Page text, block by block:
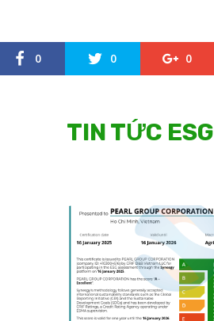
0 0 0
TIN TỨC ESG